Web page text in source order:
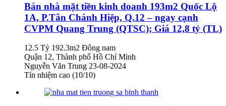
Bán nhà mặt tiền kinh doanh 193m2 Quốc Lộ
1A, P.Tân Chánh Hiệp, Q.12 – ngay cạnh
CVPM Quang Trung (QTSC); Giá 12,8 tỷ (TL)
12.5 Tỷ 192.3m2 Đông nam
Quận 12, Thành phố Hồ Chí Minh
Nguyễn Văn Trung 23-08-2024
Tín nhiệm cao (10/10)